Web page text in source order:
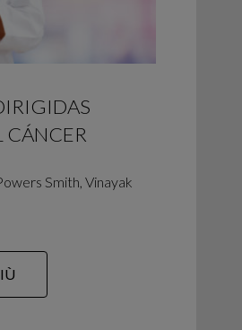
CÁNCER
Smith, Vinayak